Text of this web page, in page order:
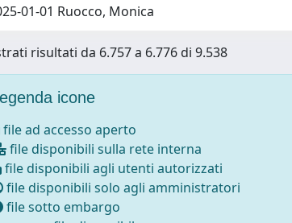
01-01 Ruocco, Monica
risultati da 6.757 a 6.776 di 9.538
icone
file ad accesso aperto
file disponibili sulla rete interna
file disponibili agli utenti autorizzati
file disponibili solo agli amministratori
file sotto embargo